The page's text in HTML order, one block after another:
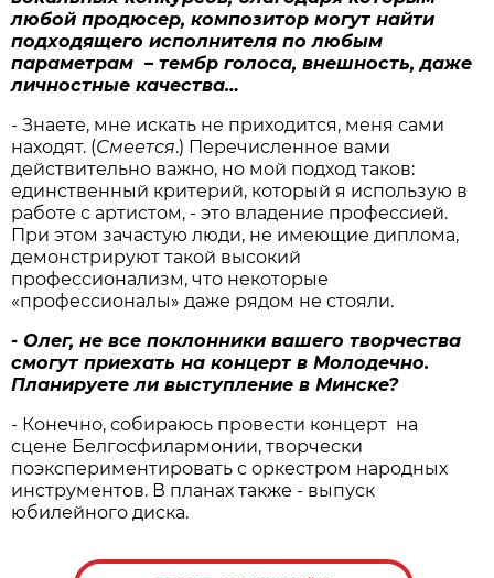
любой продюсер, композитор могут найти
подходящего исполнителя по любым
параметрам – тембр голоса, внешность, даже
личностные качества…
- Знаете, мне искать не приходится, меня сами
находят. (Смеется.) Перечисленное вами
действительно важно, но мой подход таков:
единственный критерий, который я использую в
работе с артистом, - это владение профессией.
При этом зачастую люди, не имеющие диплома,
демонстрируют такой высокий
профессионализм, что некоторые
«профессионалы» даже рядом не стояли.
- Олег, не все поклонники вашего творчества
смогут приехать на концерт в Молодечно.
Планируете ли выступление в Минске?
- Конечно, собираюсь провести концерт на
сцене Белгосфилармонии, творчески
поэкспериментировать с оркестром народных
инструментов. В планах также - выпуск
юбилейного диска.